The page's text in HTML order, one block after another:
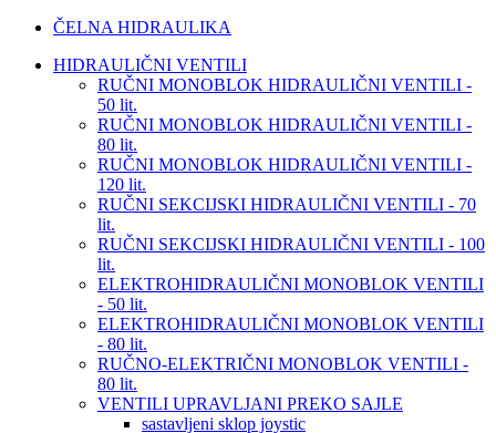
ČELNA HIDRAULIKA
HIDRAULIČNI VENTILI
RUČNI MONOBLOK HIDRAULIČNI VENTILI -
50 lit.
RUČNI MONOBLOK HIDRAULIČNI VENTILI -
80 lit.
RUČNI MONOBLOK HIDRAULIČNI VENTILI -
120 lit.
RUČNI SEKCIJSKI HIDRAULIČNI VENTILI - 70
lit.
RUČNI SEKCIJSKI HIDRAULIČNI VENTILI - 100
lit.
ELEKTROHIDRAULIČNI MONOBLOK VENTILI
- 50 lit.
ELEKTROHIDRAULIČNI MONOBLOK VENTILI
- 80 lit.
RUČNO-ELEKTRIČNI MONOBLOK VENTILI -
80 lit.
VENTILI UPRAVLJANI PREKO SAJLE
sastavljeni sklop joystic